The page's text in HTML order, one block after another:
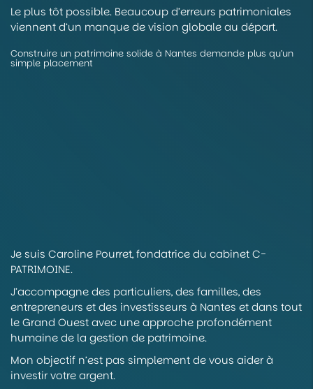
Le plus tôt possible. Beaucoup d’erreurs patrimoniales
viennent d’un manque de vision globale au départ.
Construire un patrimoine solide à Nantes demande plus qu’un
simple placement
Je suis Caroline Pourret, fondatrice du cabinet C-
PATRIMOINE.
J’accompagne des particuliers, des familles, des
entrepreneurs et des investisseurs à Nantes et dans tout
le Grand Ouest avec une approche profondément
humaine de la gestion de patrimoine.
Mon objectif n’est pas simplement de vous aider à
investir votre argent.